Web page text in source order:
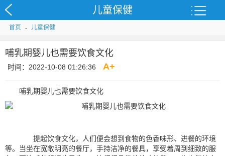
儿童保健
首页 - 儿童保健
哺乳期婴儿也需要饮食文化
时间：2022-10-08 01:26:36 A+
哺乳期婴儿也需要饮食文化
提起饮食文化，人们便会想到食物的色香味形、进餐的环境
等。当坐在宽敞明亮的餐厅，手持洁净的餐具，享受着周到细致的服